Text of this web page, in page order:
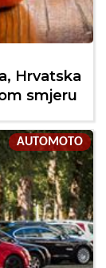
Hrvatska
smjeru
AUTOMOTO